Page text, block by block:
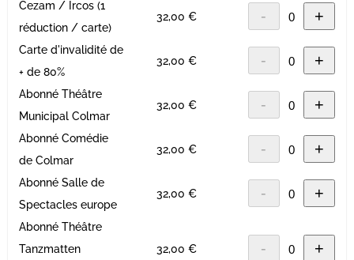
Cezam / Ircos (1
réduction / carte)
32,00 € - +
Carte d'invalidité de
+ de 80%
32,00 € - +
Abonné Théâtre
Municipal Colmar
32,00 € - +
Abonné Comédie
de Colmar
32,00 € - +
Abonné Salle de
Spectacles europe
32,00 € - +
Abonné Théâtre
Tanzmatten
32,00 € - +